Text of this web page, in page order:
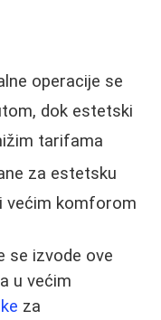
operacije se
dok estetski
tarifama
za estetsku
većim komforom
se izvode ove
u većim
za